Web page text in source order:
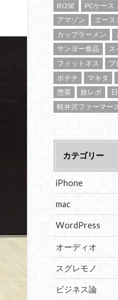
BOSE PCケース
アマゾン
エース
カップラーメン
サンヨー食品
ス
フィットネス
プ
ポテチ
マキタ
惣菜
旅レポ
軽井沢ファーマー
カテゴリー
iPhone
mac
WordPress
オーディオ
スグレモノ
ビジネス論